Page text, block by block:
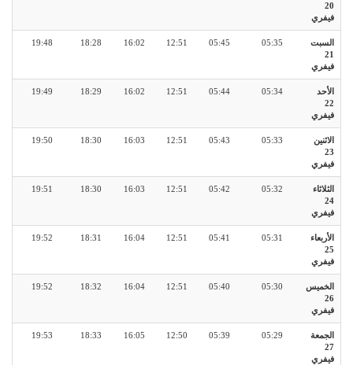
20
فيفري
السبت
21
فيفري
05:35
05:45
12:51
16:02
18:28
19:48
الأحد
22
فيفري
05:34
05:44
12:51
16:02
18:29
19:49
الاثنين
23
فيفري
05:33
05:43
12:51
16:03
18:30
19:50
الثلاثاء
24
فيفري
05:32
05:42
12:51
16:03
18:30
19:51
الأربعاء
25
فيفري
05:31
05:41
12:51
16:04
18:31
19:52
الخميس
26
فيفري
05:30
05:40
12:51
16:04
18:32
19:52
الجمعة
27
فيفري
05:29
05:39
12:50
16:05
18:33
19:53